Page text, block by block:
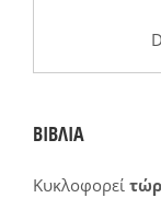
ΒΙΒΛΙΑ
Κυκλοφορεί